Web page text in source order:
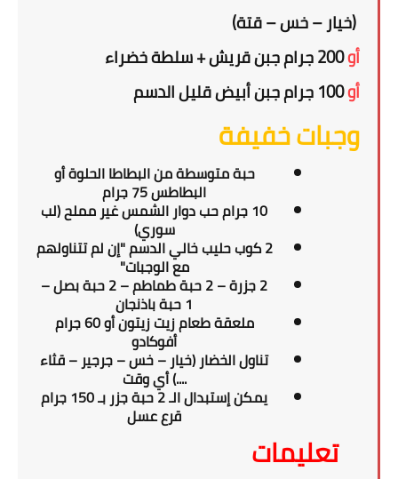
(خيار – خس – قتة)
أو2
00 جرام جبن قريش + سلطة خضراء
أو100 جرام جبن أبيض قليل الدسم
وجبات خفيفة
حبة متوسطة من البطاطا الحلوةأو
البطاطس5 جرام
10 جرام حب دوار الشمس غير مملح (لب
سوري)
2 كوب حليب خالي الدسم "إن لم تتناولهم
مع الوجبات"
2 جزرة – 2 حبة طماطم – 2 حبة بصل –
1 حبة باذنجان
ملعقة طعام زيت زيتون أو 60 جرام
أفوكادو
تناول الخضار (خيار – خس – جرجير – قثاء
....) أي وقت
يمكن إستبدال الـ 2 حبة جزر بـ 150 جرام
قرع عسل
تعليمات